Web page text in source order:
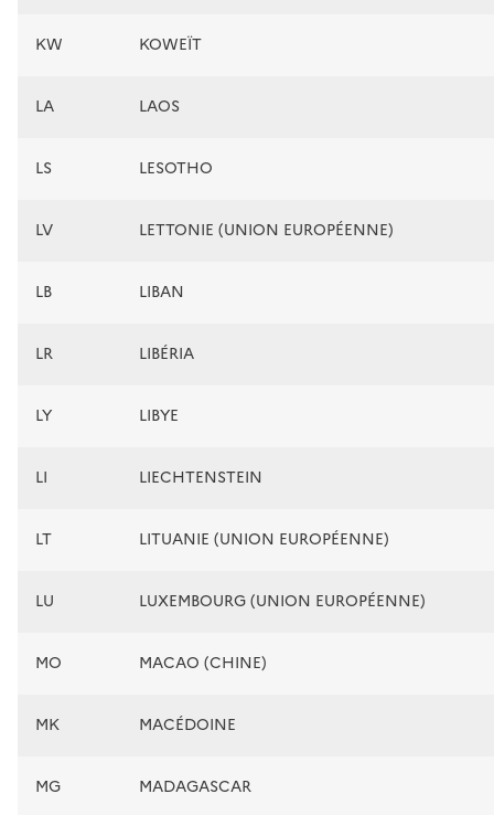
KW KOWEÏT
LA LAOS
LS LESOTHO
LV LETTONIE (UNION EUROPÉENNE)
LB LIBAN
LR LIBÉRIA
LY LIBYE
LI LIECHTENSTEIN
LT LITUANIE (UNION EUROPÉENNE)
LU LUXEMBOURG (UNION EUROPÉENNE)
MO MACAO (CHINE)
MK MACÉDOINE
MG MADAGASCAR